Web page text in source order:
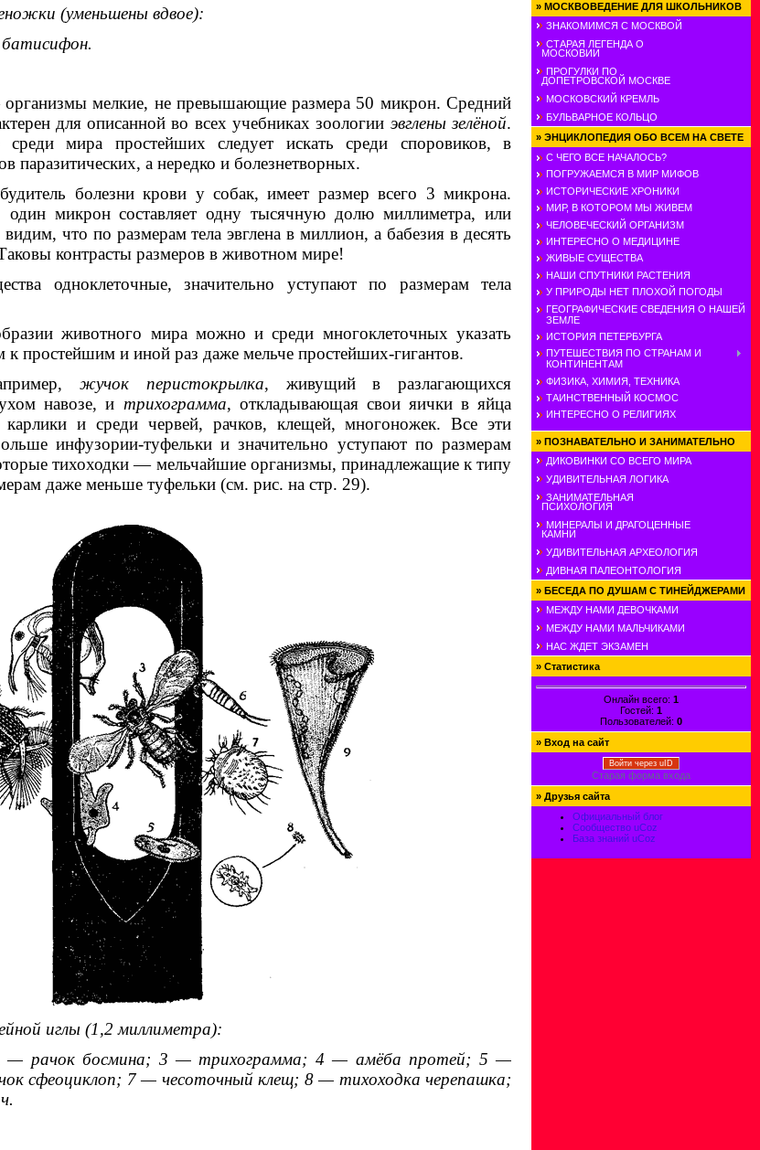
(уменьшены вдвое):
мелкие, не превышающие размера 50 микрон. Средний
для описанной во всех учебниках зоологии эвглены зелёной.
мира простейших следует искать среди споровиков, в
паразитических, а нередко и болезнетворных.
болезни крови у собак, имеет размер всего 3 микрона.
микрон составляет одну тысячную долю миллиметра, или
что по размерам тела эвглена в миллион, а бабезия в десять
контрасты размеров в животном мире!
одноклеточные, значительно уступают по размерам тела
животного мира можно и среди многоклеточных указать
к простейшим и иной раз даже мельче простейших-гигантов.
жучок перистокрылка, живущий в разлагающихся
навозе, и трихограмма, откладывающая свои яички в яйца
карлики и среди червей, рачков, клещей, многоножек. Все эти
инфузории-туфельки и значительно уступают по размерам
тихоходки — мельчайшие организмы, принадлежащие к типу
даже меньше туфельки (см. рис. на стр. 29).
иглы (1,2 миллиметра):
— рачок босмина; 3 — трихограмма; 4 — амёба протей; 5 —
сфеоциклоп; 7 — чесоточный клещ; 8 — тихоходка черепашка;
» МОСКВОВЕДЕНИЕ ДЛЯ ШКОЛЬНИКОВ
ЗНАКОМИМСЯ С МОСКВОЙ
СТАРАЯ ЛЕГЕНДА О
МОСКОВИИ
ПРОГУЛКИ ПО
ДОПЕТРОВСКОЙ МОСКВЕ
МОСКОВСКИЙ КРЕМЛЬ
БУЛЬВАРНОЕ КОЛЬЦО
» ЭНЦИКЛОПЕДИЯ ОБО ВСЕМ НА СВЕТЕ
С ЧЕГО ВСЕ НАЧАЛОСЬ?
ПОГРУЖАЕМСЯ В МИР МИФОВ
ИСТОРИЧЕСКИЕ ХРОНИКИ
МИР, В КОТОРОМ МЫ ЖИВЕМ
ЧЕЛОВЕЧЕСКИЙ ОРГАНИЗМ
ИНТЕРЕСНО О МЕДИЦИНЕ
ЖИВЫЕ СУЩЕСТВА
НАШИ СПУТНИКИ РАСТЕНИЯ
У ПРИРОДЫ НЕТ ПЛОХОЙ ПОГОДЫ
ГЕОГРАФИЧЕСКИЕ СВЕДЕНИЯ О НАШЕЙ
ЗЕМЛЕ
ИСТОРИЯ ПЕТЕРБУРГА
ПУТЕШЕСТВИЯ ПО СТРАНАМ И
КОНТИНЕНТАМ
ФИЗИКА, ХИМИЯ, ТЕХНИКА
ТАИНСТВЕННЫЙ КОСМОС
ИНТЕРЕСНО О РЕЛИГИЯХ
» ПОЗНАВАТЕЛЬНО И ЗАНИМАТЕЛЬНО
ДИКОВИНКИ СО ВСЕГО МИРА
УДИВИТЕЛЬНАЯ ЛОГИКА
ЗАНИМАТЕЛЬНАЯ
ПСИХОЛОГИЯ
МИНЕРАЛЫ И ДРАГОЦЕННЫЕ
КАМНИ
УДИВИТЕЛЬНАЯ АРХЕОЛОГИЯ
ДИВНАЯ ПАЛЕОНТОЛОГИЯ
» БЕСЕДА ПО ДУШАМ С ТИНЕЙДЖЕРАМИ
МЕЖДУ НАМИ ДЕВОЧКАМИ
МЕЖДУ НАМИ МАЛЬЧИКАМИ
НАС ЖДЕТ ЭКЗАМЕН
» Статистика
Онлайн всего: 1
Гостей: 1
Пользователей: 0
» Вход на сайт
Войти через uID
Старая форма входа
» Друзья сайта
Официальный блог
Сообщество uCoz
База знаний uCoz